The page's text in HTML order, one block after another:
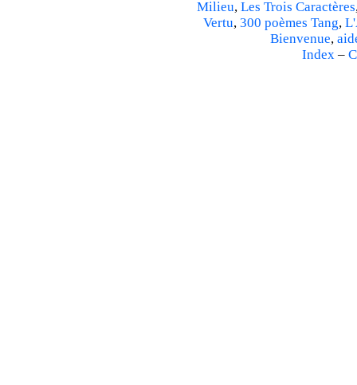
Milieu, Les Trois Caractères
Vertu, 300 poèmes Tang,
Bienvenue,
Index–